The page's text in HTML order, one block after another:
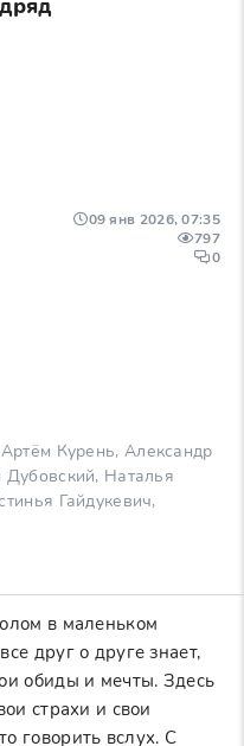
Курень, Александр
Наталья
Гайдукевич,
09 янв 2026, 07:35
797
0
в маленьком
друг о друге знает,
обиды и мечты. Здесь
страхи и свои
говорить вслух. С